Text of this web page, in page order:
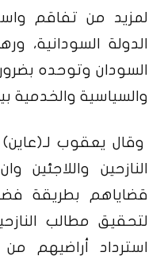
لمزيد من تفاقم
الدولة السودانية،
السودان وتوحده
والسياسية والخدمية
وقال يعقوب
النازحين
قضاياهم بطريقة
لتحقيق مطالب
استرداد أراضيهم